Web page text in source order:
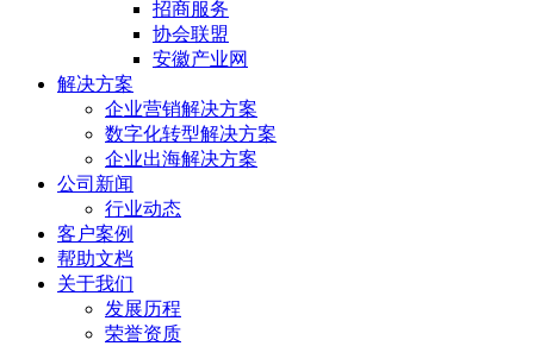
招商服务
协会联盟
安徽产业网
解决方案
企业营销解决方案
数字化转型解决方案
企业出海解决方案
公司新闻
行业动态
客户案例
帮助文档
关于我们
发展历程
荣誉资质